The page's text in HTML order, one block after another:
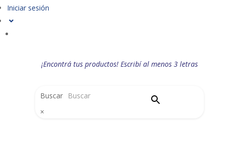
Iniciar sesión
¡Encontrá tus productos! Escribí al menos 3 letras
Buscar
×